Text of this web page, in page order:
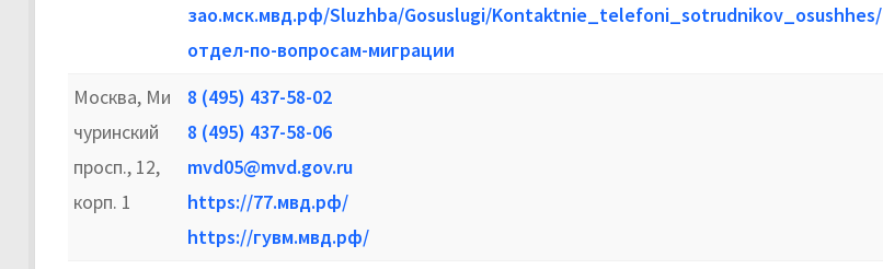
зао.мск.мвд.рф/Sluzhba/Gosuslugi/Kontaktnie_telefoni_sotrudnikov_osushhes/
отдел-по-вопросам-миграции
Москва, Ми
чуринский
просп., 12,
корп. 1
8 (495) 437-58-02
8 (495) 437-58-06
mvd05@mvd.gov.ru
https://77.мвд.рф/
https://гувм.мвд.рф/